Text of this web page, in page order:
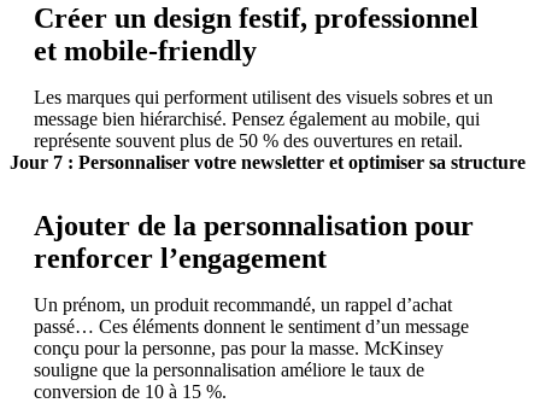
Créer un design festif, professionnel
et mobile-friendly
Les marques qui performent utilisent des visuels sobres et un
message bien hiérarchisé. Pensez également au mobile, qui
représente souvent plus de 50 % des ouvertures en retail.
Jour 7 : Personnaliser votre newsletter et optimiser sa structure
Ajouter de la personnalisation pour
renforcer l’engagement
Un prénom, un produit recommandé, un rappel d’achat
passé… Ces éléments donnent le sentiment d’un message
conçu pour la personne, pas pour la masse. McKinsey
souligne que la personnalisation améliore le taux de
conversion de 10 à 15 %.